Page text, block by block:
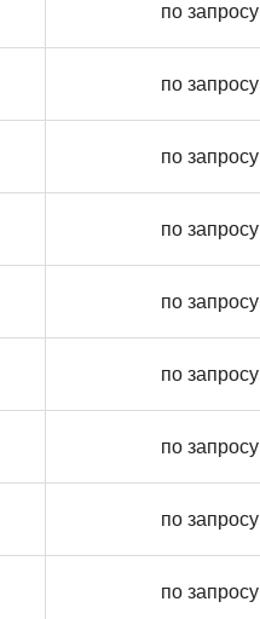
по запросу
по запросу
по запросу
по запросу
по запросу
по запросу
по запросу
по запросу
по запросу